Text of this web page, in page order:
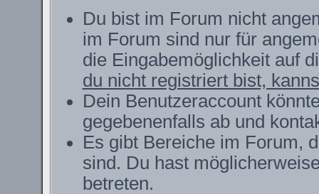
Du bist im Forum nicht
im Forum sind nur für
die Eingabemöglichkeit auf
du nicht registriert bist,
Dein Benutzeraccount
gegebenenfalls ab und
Es gibt Bereiche im Forum,
sind. Du hast
betreten.